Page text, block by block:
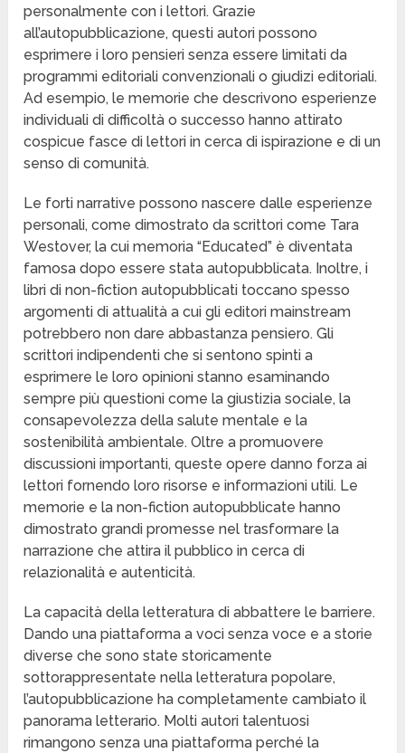
personalmente con i lettori. Grazie
all’autopubblicazione, questi autori possono
esprimere i loro pensieri senza essere limitati da
programmi editoriali convenzionali o giudizi editoriali.
Ad esempio, le memorie che descrivono esperienze
individuali di difficoltà o successo hanno attirato
cospicue fasce di lettori in cerca di ispirazione e di un
senso di comunità.
Le forti narrative possono nascere dalle esperienze
personali, come dimostrato da scrittori come Tara
Westover, la cui memoria “Educated” è diventata
famosa dopo essere stata autopubblicata. Inoltre, i
libri di non-fiction autopubblicati toccano spesso
argomenti di attualità a cui gli editori mainstream
potrebbero non dare abbastanza pensiero. Gli
scrittori indipendenti che si sentono spinti a
esprimere le loro opinioni stanno esaminando
sempre più questioni come la giustizia sociale, la
consapevolezza della salute mentale e la
sostenibilità ambientale. Oltre a promuovere
discussioni importanti, queste opere danno forza ai
lettori fornendo loro risorse e informazioni utili. Le
memorie e la non-fiction autopubblicate hanno
dimostrato grandi promesse nel trasformare la
narrazione che attira il pubblico in cerca di
relazionalità e autenticità.
La capacità della letteratura di abbattere le barriere.
Dando una piattaforma a voci senza voce e a storie
diverse che sono state storicamente
sottorappresentate nella letteratura popolare,
l’autopubblicazione ha completamente cambiato il
panorama letterario. Molti autori talentuosi
rimangono senza una piattaforma perché la